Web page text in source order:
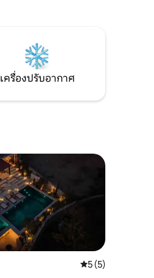
เครื่องปรับอากาศ
คะแนนเฉลี่ย 5 จา
5 (5)